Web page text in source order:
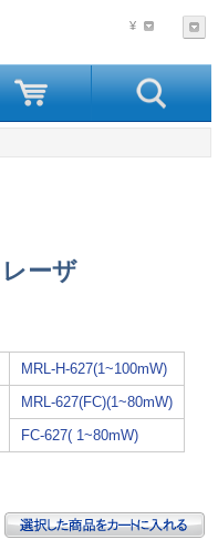
¥
ーザ
MRL-H-627(1~100mW)
MRL-627(FC)(1~80mW)
FC-627( 1~80mW)